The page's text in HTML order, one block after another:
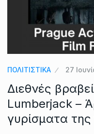
ΠΟΛΙΤΙΣΤΙΚΑ 27
Διεθνές
Lumberjack –
γυρίσματα